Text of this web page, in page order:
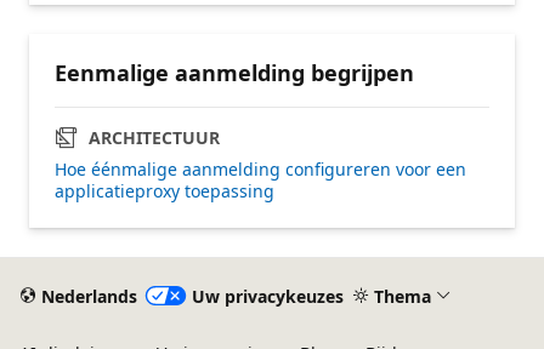
Eenmalige aanmelding begrijpen
ARCHITECTUUR
Hoe éénmalige aanmelding configureren voor een
applicatieproxy toepassing
Nederlands Uw privacykeuzes Thema